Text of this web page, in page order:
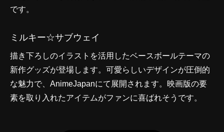
です。
ミルキー☆サブウェイ
描き下ろしのイラストを活用したベースボールテーマの
新作グッズが登場します。可愛らしいデザインが圧倒的
な魅力で、AnimeJapanにて展開されます。映画版の要
素を取り入れたアイテムがファンに喜ばれそうです。